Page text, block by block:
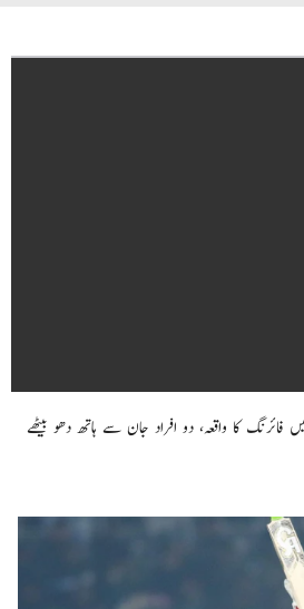
کا واقعہ، دو افراد جان سے ہاتھ دھو بیٹھے